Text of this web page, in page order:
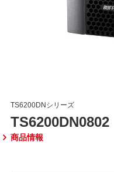
TS6200DNシリーズ
TS6200DN0802
商品情報